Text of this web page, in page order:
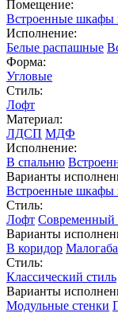
Помещение:
Встроенные шкафы
Исполнение:
Белые распашные
Форма:
Угловые
Стиль:
Лофт
Материал:
ЛДСП МДФ
Исполнение:
В спальню
Варианты
Встроенные шкафы
Стиль:
Лофт Современный
Варианты
В коридор
Стиль:
Классический стиль
Варианты
Модульные стенки